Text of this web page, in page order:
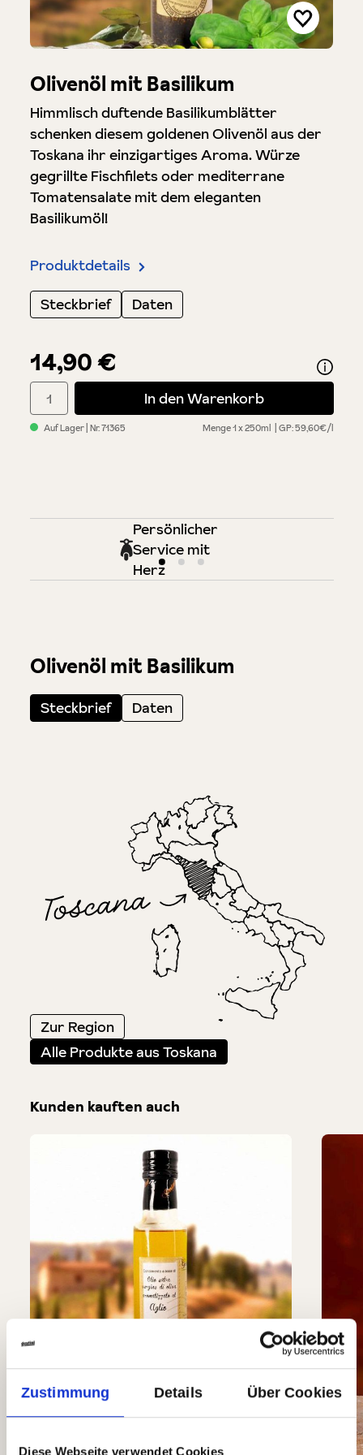
Zustimmung Details Über Cookies
Diese Webseite verwendet Cookies
14,90 €
Olivenöl mit Basilikum
Himmlisch duftende Basilikumblätter
schenken diesem goldenen Olivenöl aus der
Toskana ihr einzigartiges Aroma. Würze
gegrillte Fischfilets oder mediterrane
Tomatensalate mit dem eleganten
Basilikumöl!
Produktdetails
Steckbrief
Daten
Auf Lager | Nr.71365 Menge1 x 250ml GP: 59,60€/l
Produkt Anzahl: Gib den gewünschten Wert ein oder benutze
In den Warenkorb
Persönlicher
Service mit
Herz
Olivenöl mit Basilikum
Steckbrief Daten
Zur Region
Alle Produkte aus Toskana
Kunden kauften auch